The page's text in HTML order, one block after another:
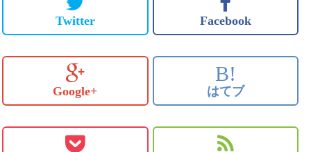
Twitter Facebook
Google+
B!
はてブ